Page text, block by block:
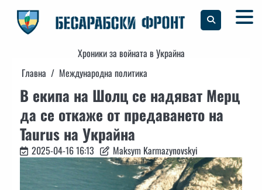
content
Хроники за войната в Украйна
Главна
Международна политика
В екипа на Шолц се надяват Мерц
да се откаже от предаването на
Taurus на Украйна
2025-04-16 16:13 Maksym Karmazynovskyi